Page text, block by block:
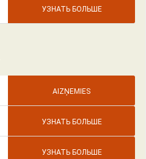
УЗНАТЬ БОЛЬШЕ
AIZŅEMIES
УЗНАТЬ БОЛЬШЕ
УЗНАТЬ БОЛЬШЕ